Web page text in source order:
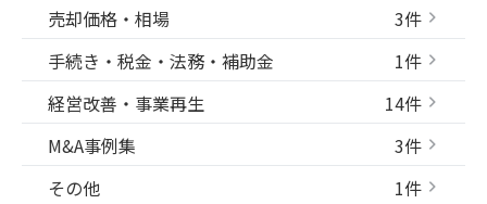
売却価格・相場
3件
手続き・税金・法務・補助金
1件
経営改善・事業再生
14件
M&A事例集
3件
その他
1件